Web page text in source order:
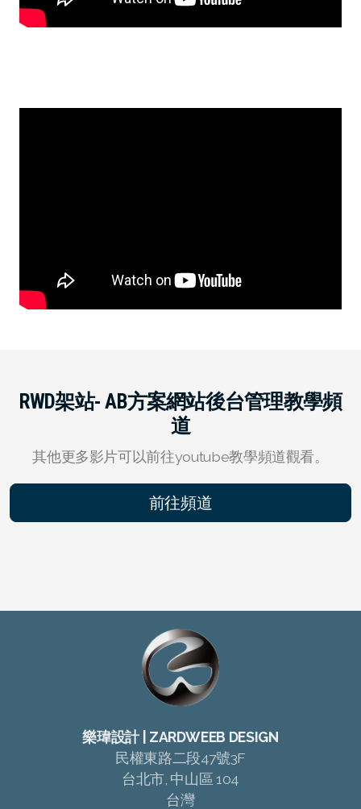
RWD架站- AB方案網站後台管理教學頻
道
其他更多影片可以前往youtube教學頻道觀看。
前往頻道
樂瑋設計 | ZARDWEEB DESIGN
民權東路二段47號3F
台北市, 中山區 104
台灣